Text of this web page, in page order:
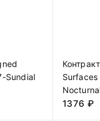
Sundial
1376 ₽